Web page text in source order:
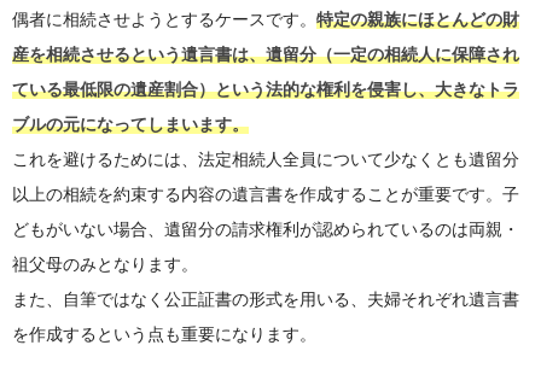
偶者に相続させようとするケースです。 特定の親族にほとんどの財
産を相続させるという遺言書は、遺留分（一定の相続人に保障され
ている最低限の遺産割合）という法的な権利を侵害し、大きなトラ
ブルの元になってしまいます。
これを避けるためには、法定相続人全員について少なくとも遺留分
以上の相続を約束する内容の遺言書を作成することが重要です。子
どもがいない場合、遺留分の請求権利が認められているのは両親・
祖父母のみとなります。
また、自筆ではなく公正証書の形式を用いる、夫婦それぞれ遺言書
を作成するという点も重要になります。